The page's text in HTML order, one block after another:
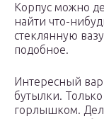
Корпус можно
найти что-
стеклянную
подобное.
Интересный
бутылки.
горлышком.